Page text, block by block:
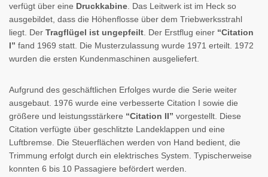
verfügt über eine Druckkabine . Das Leitwerk ist im Heck so
ausgebildet, dass die Höhenflosse über dem Triebwerksstrahl
liegt. Der Tragflügel ist ungepfeilt . Der Erstflug einer “Citation
I” fand 1969 statt. Die Musterzulassung wurde 1971 erteilt. 1972
wurden die ersten Kundenmaschinen ausgeliefert.
Aufgrund des geschäftlichen Erfolges wurde die Serie weiter
ausgebaut. 1976 wurde eine verbesserte Citation I sowie die
größere und leistungsstärkere “Citation II” vorgestellt. Diese
Citation verfügte über geschlitzte Landeklappen und eine
Luftbremse. Die Steuerflächen werden von Hand bedient, die
Trimmung erfolgt durch ein elektrisches System. Typischerweise
konnten 6 bis 10 Passagiere befördert werden.